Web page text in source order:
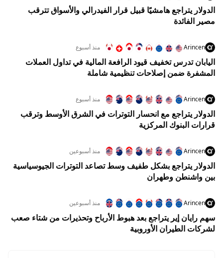
الدولار يتراجع هامشيًا قبيل قرار الفيدرالي والأسواق تترقب
مصير الفائدة
Arincen منذ أسبوع
اليابان تدرس تخفيف قيود الرافعة المالية في تداول العملات
المشفرة ضمن إصلاحات تنظيمية شاملة
Arincen منذ أسبوع
الدولار يتراجع مع انحسار التوترات في الشرق الأوسط وترقب
قرارات البنوك المركزية
Arincen منذ أسبوعين
الدولار يتراجع بشكل طفيف وسط تصاعد التوترات الجيوسياسية
بين واشنطن وطهران
Arincen منذ أسبوعين
سهم رايان إير يتراجع بعد هبوط الأرباح وتحذيرات من شتاء صعب
لشركات الطيران الأوروبية